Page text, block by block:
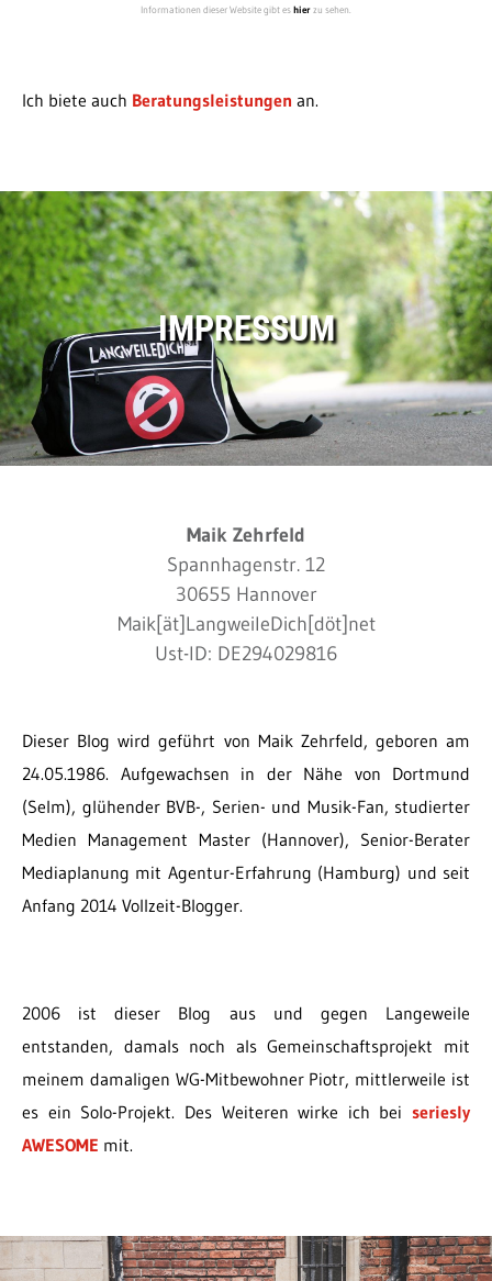
Informationen dieser Website gibt eshierzu sehen.
Ich biete auch Beratungsleistungen an.
IMPRESSUM
Maik Zehrfeld
Spannhagenstr. 12
30655 Hannover
Maik[ät]LangweileDich[döt]net
Ust-ID: DE294029816
Dieser Blog wird geführt von Maik Zehrfeld, geboren am
24.05.1986. Aufgewachsen in der Nähe von Dortmund
(Selm), glühender BVB-, Serien- und Musik-Fan, studierter
Medien Management Master (Hannover), Senior-Berater
Mediaplanung mit Agentur-Erfahrung (Hamburg) und seit
Anfang 2014 Vollzeit-Blogger.
2006 ist dieser Blog aus und gegen Langeweile
entstanden, damals noch als Gemeinschaftsprojekt mit
meinem damaligen WG-Mitbewohner Piotr, mittlerweile ist
es ein Solo-Projekt. Des Weiteren wirke ich bei seriesly
AWESOME mit.